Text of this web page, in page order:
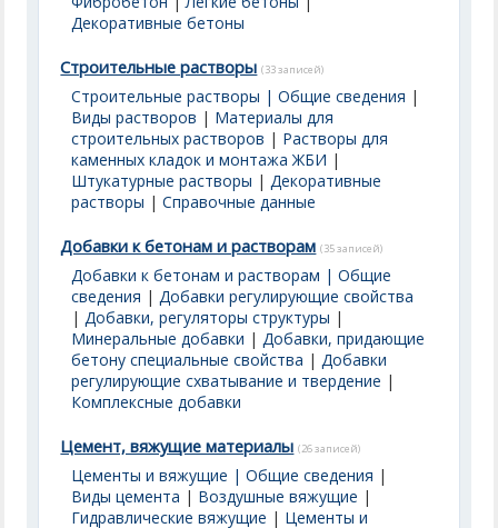
Декоративные бетоны
Строительные растворы (33 записей)
Строительные растворы | Общие сведения |
Виды растворов | Материалы для
строительных растворов | Растворы для
каменных кладок и монтажа ЖБИ |
Штукатурные растворы |Декоративные
растворы |Справочные данные
Добавки к бетонам и растворам (35 записей)
Добавки к бетонам и растворам | Общие
сведения |Добавки регулирующие свойства
|Добавки, регуляторы структуры |
Минеральные добавки |Добавки, придающие
бетону специальные свойства |Добавки
регулирующие схватывание и твердение |
Комплексные добавки
Цемент, вяжущие материалы (26 записей)
Цементы и вяжущие | Общие сведения |
Виды цемента | Воздушные вяжущие |
Гидравлические вяжущие | Цементы и